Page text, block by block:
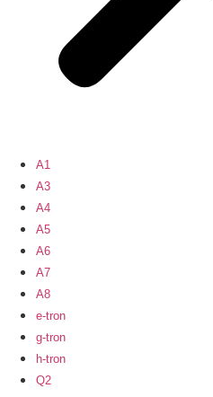
A1
A3
A4
A5
A6
A7
A8
e-tron
g-tron
h-tron
Q2